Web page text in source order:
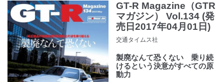
GT-R Magazine（GTR
マガジン） Vol.134 (発
売日2017年04月01日)
交通タイムス社
製廃なんて恐くない 乗り続
けるという決意がすべての原
動力